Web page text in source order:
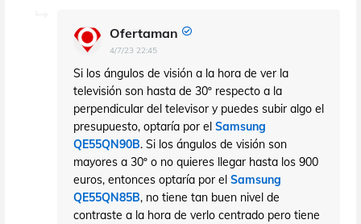
Ofertaman
4/7/23 22:45
Si los ángulos de visión a la hora de ver la
televisión son hasta de 30º respecto a la
perpendicular del televisor y puedes subir algo el
presupuesto, optaría por el Samsung
QE55QN90B. Si los ángulos de visión son
mayores a 30º o no quieres llegar hasta los 900
euros, entonces optaría por el Samsung
QE55QN85B, no tiene tan buen nivel de
contraste a la hora de verlo centrado pero tiene